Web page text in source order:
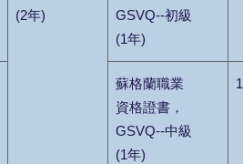
(2年)
GSVQ--初級
(1年)
蘇格蘭職業
資格證書，
GSVQ--中級
(1年)